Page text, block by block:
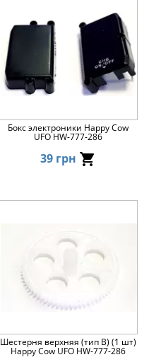
Бокс электроники Happy Cow
UFO HW-777-286
39 грн
Шестерня верхняя (тип B) (1 шт)
Happy Cow UFO HW-777-286